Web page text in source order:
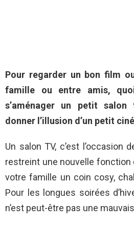
Pour regarder un bon film
famille ou entre amis,
s’aménager un petit
donner l’illusion d’un petit
Un salon TV, c’est l’occasion
restreint une nouvelle fonction
votre famille un coin cosy,
Pour les longues soirées
n’est peut-être pas une